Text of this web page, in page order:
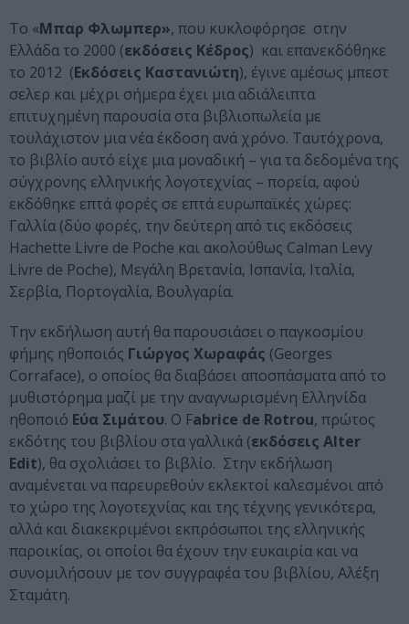
Το «Μπαρ Φλωμπερ», που κυκλοφόρησε στην
Ελλάδα το 2000 (εκδόσεις Κέδρος) και επανεκδόθηκε
το 2012 (Εκδόσεις Καστανιώτη), έγινε αμέσως μπεστ
σελερ και μέχρι σήμερα έχει μια αδιάλειπτα
επιτυχημένη παρουσία στα βιβλιοπωλεία με
τουλάχιστον μια νέα έκδοση ανά χρόνο. Ταυτόχρονα,
το βιβλίο αυτό είχε μια μοναδική – για τα δεδομένα της
σύγχρονης ελληνικής λογοτεχνίας – πορεία, αφού
εκδόθηκε επτά φορές σε επτά ευρωπαϊκές χώρες:
Γαλλία (δύο φορές, την δεύτερη από τις εκδόσεις
Hachette Livre de Poche και ακολούθως Calman Levy
Livre de Poche), Μεγάλη Βρετανία, Ισπανία, Ιταλία,
Σερβία, Πορτογαλία, Βουλγαρία.
Την εκδήλωση αυτή θα παρουσιάσει ο παγκοσμίου
φήμης ηθοποιός Γιώργος Χωραφάς (Georges
Corraface), ο οποίος θα διαβάσει αποσπάσματα από το
μυθιστόρημα μαζί με την αναγνωρισμένη Ελληνίδα
ηθοποιό Εύα Σιμάτου. Ο Fabrice de Rotrou, πρώτος
εκδότης του βιβλίου στα γαλλικά (εκδόσεις Alter
Edit), θα σχολιάσει το βιβλίο. Στην εκδήλωση
αναμένεται να παρευρεθούν εκλεκτοί καλεσμένοι από
το χώρο της λογοτεχνίας και της τέχνης γενικότερα,
αλλά και διακεκριμένοι εκπρόσωποι της ελληνικής
παροικίας, οι οποίοι θα έχουν την ευκαιρία και να
συνομιλήσουν με τον συγγραφέα του βιβλίου, Αλέξη
Σταμάτη.